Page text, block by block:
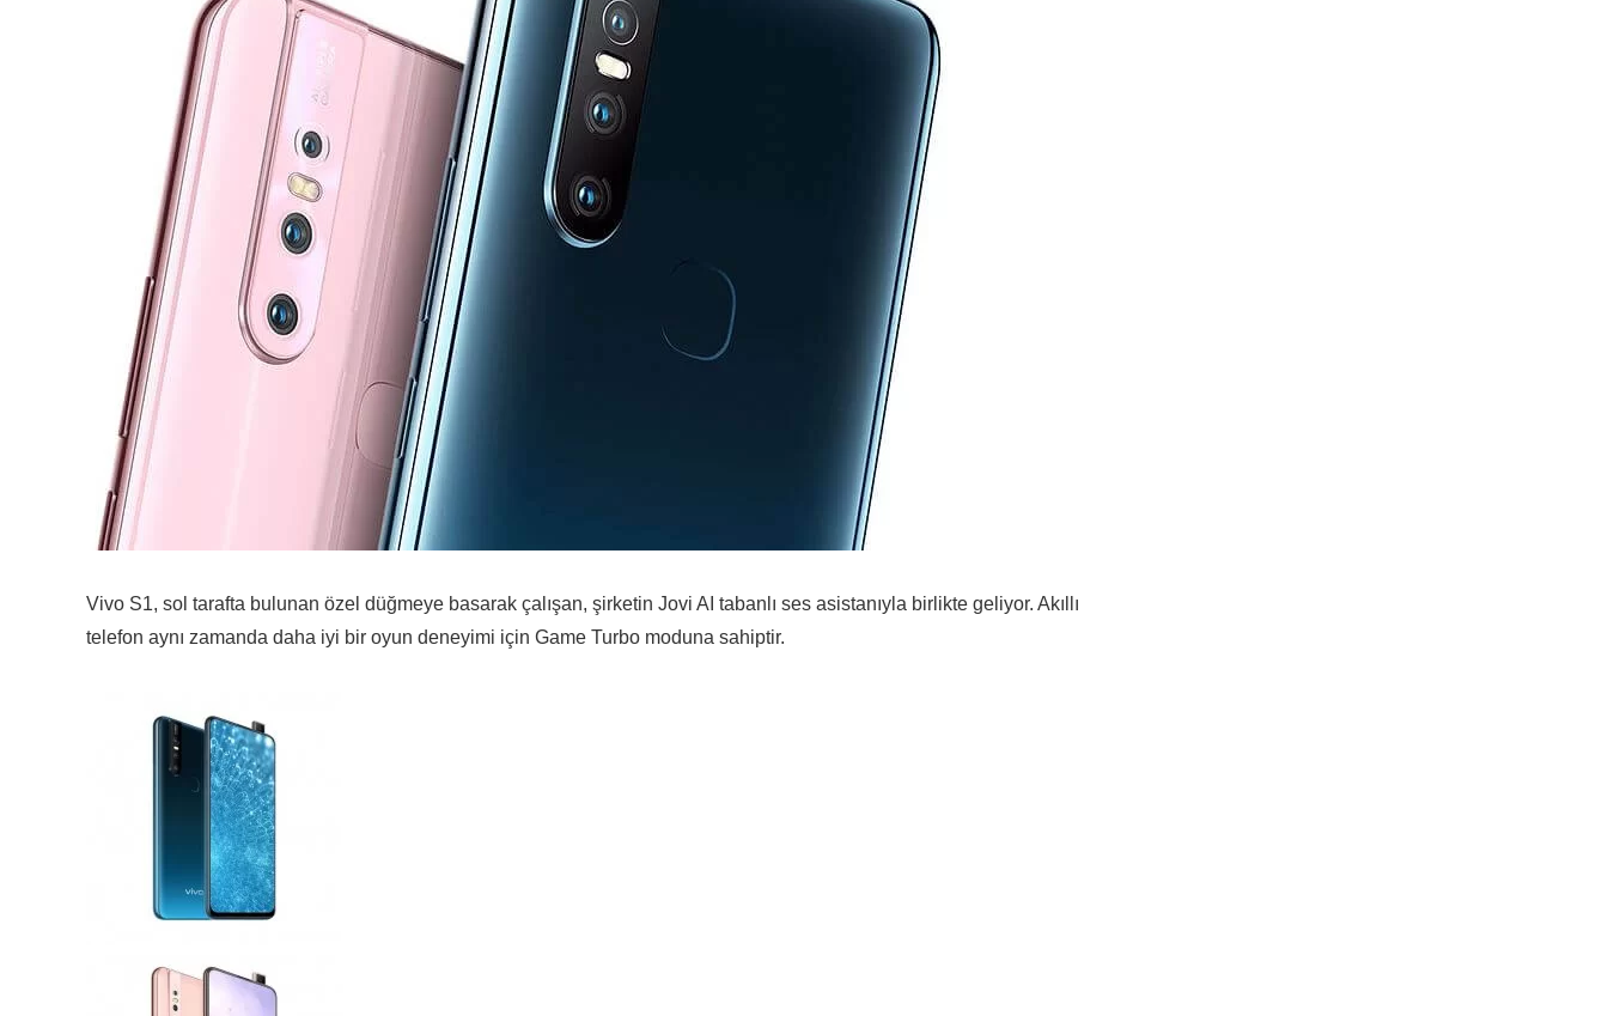
Vivo S1, sol tarafta bulunan özel düğmeye basarak çalışan, şirketin Jovi AI tabanlı ses asistanıyla birlikte geliyor. Akıllı
telefon aynı zamanda daha iyi bir oyun deneyimi için Game Turbo moduna sahiptir.